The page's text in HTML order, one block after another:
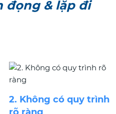
đọng & lặp đi
2. Không có quy trình